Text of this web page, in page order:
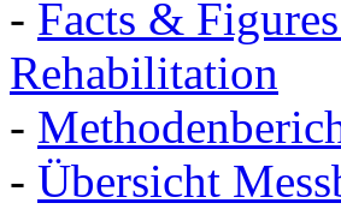
- Facts &
Rehabilitation
-
- Übersicht